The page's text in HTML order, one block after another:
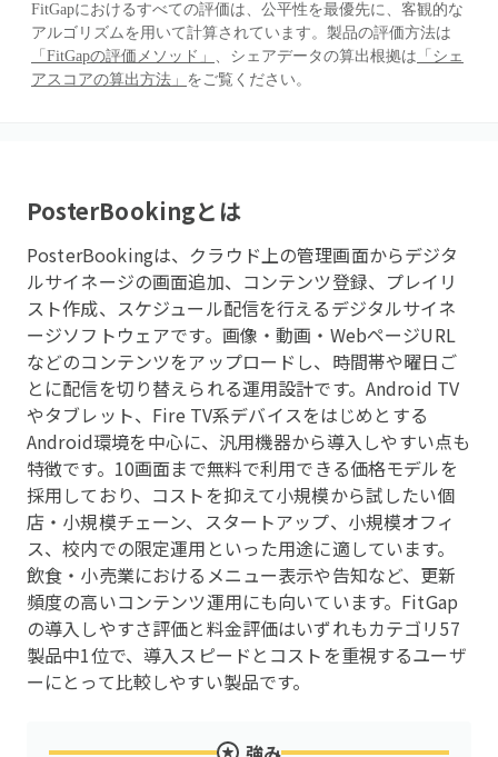
FitGapにおけるすべての評価は、公平性を最優先に、客観的な
アルゴリズムを用いて計算されています。製品の評価方法は
「FitGapの評価メソッド」 、シェアデータの算出根拠は 「シェ
アスコアの算出方法」 をご覧ください。
PosterBookingとは
PosterBookingは、クラウド上の管理画面からデジタ
ルサイネージの画面追加、コンテンツ登録、プレイリ
スト作成、スケジュール配信を行えるデジタルサイネ
ージソフトウェアです。画像・動画・WebページURL
などのコンテンツをアップロードし、時間帯や曜日ご
とに配信を切り替えられる運用設計です。Android TV
やタブレット、Fire TV系デバイスをはじめとする
Android環境を中心に、汎用機器から導入しやすい点も
特徴です。10画面まで無料で利用できる価格モデルを
採用しており、コストを抑えて小規模から試したい個
店・小規模チェーン、スタートアップ、小規模オフィ
ス、校内での限定運用といった用途に適しています。
飲食・小売業におけるメニュー表示や告知など、更新
頻度の高いコンテンツ運用にも向いています。FitGap
の導入しやすさ評価と料金評価はいずれもカテゴリ57
製品中1位で、導入スピードとコストを重視するユーザ
ーにとって比較しやすい製品です。